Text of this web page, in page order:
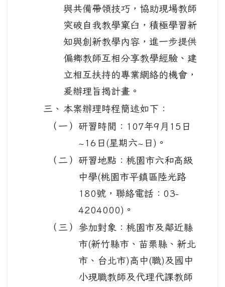
與共備帶領技巧，協助現場教師
突破自我教學窠臼，積極學習新
知與創新教學內容，進一步提供
偏鄉教師互相分享教學經驗、建
立相互扶持的專業網絡的機會，
爰辦理旨揭計畫。
三、 本案辦理時程簡述如下：
（一）
研習時間：107年9月15日
~16日(星期六~日)。
（二）
研習地點：桃園市六和高級
中學(桃園市平鎮區陸光路
180號，聯絡電話：03-
4204000)。
（三）
參加對象：桃園市及鄰近縣
市(新竹縣市、苗栗縣、新北
市、台北市)高中(職)及國中
小現職教師及代理代課教師